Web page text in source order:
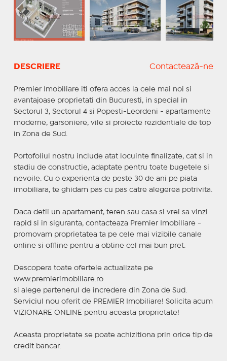
DESCRIERE Contactează-ne
Premier Imobiliare iti ofera acces la cele mai noi si
avantajoase proprietati din Bucuresti, in special in
Sectorul 3, Sectorul 4 si Popesti-Leordeni - apartamente
moderne, garsoniere, vile si proiecte rezidentiale de top
in Zona de Sud.
Portofoliul nostru include atat locuinte finalizate, cat si in
stadiu de constructie, adaptate pentru toate bugetele si
nevoile. Cu o experienta de peste 30 de ani pe piata
imobiliara, te ghidam pas cu pas catre alegerea potrivita.
Daca detii un apartament, teren sau casa si vrei sa vinzi
rapid si in siguranta, contacteaza Premier Imobiliare -
promovam proprietatea ta pe cele mai vizibile canale
online si offline pentru a obtine cel mai bun pret.
Descopera toate ofertele actualizate pe
www.premierimobiliare.ro
si alege partenerul de incredere din Zona de Sud.
Serviciul nou oferit de PREMIER Imobiliare! Solicita acum
VIZIONARE ONLINE pentru aceasta proprietate!
Aceasta proprietate se poate achizitiona prin orice tip de
credit bancar.